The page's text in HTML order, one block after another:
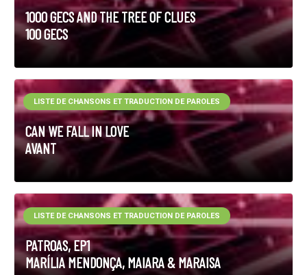
1000 GECS AND THE TREE OF CLUES
100 GECS
CAN WE FALL IN LOVE
AVANT
LISTE DE CHANSONS ET TRADUCTION DE PAROLES
PATROAS, EP1
MARÍLIA MENDONÇA, MAIARA & MARAISA
LISTE DE CHANSONS ET TRADUCTION DE PAROLES